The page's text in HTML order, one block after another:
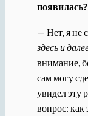
появилась?
— Нет, я не
здесь и
внимание,
сам могу
увидел эту
вопрос: как